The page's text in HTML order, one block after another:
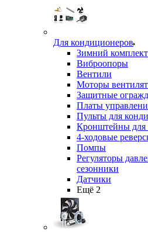
Для кондиционеров
Зимний
Виброопоры
Вентили
Моторы
Защитные
Платы
Пульты для
Кронштейны для
4-ходовые
Помпы
Регуляторы
сезонники
Датчики
Ещё 2